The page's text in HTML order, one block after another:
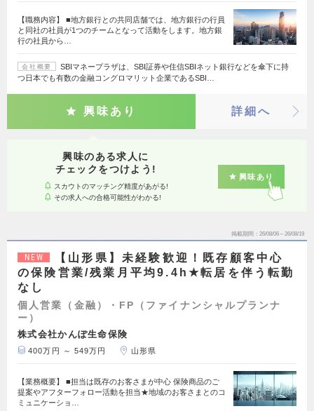
【職務内容】 ■地方銀行との共同店舗では、地方銀行の行員
と同社の社員が1つのチームとなって活動をします。地方銀
行の社員から…
会社概要
SBIマネープラザは、SBI証券や住信SBIネット銀行などを傘下に持
つ日本でも有数の金融コングロマリット企業であるSBI…
興味あり 詳細へ
興味のある求人に
チェックをつけよう!
スカウトのマッチング精度があがる!
その求人への合格可能性がわかる!
興味あり
掲載期間 26/08/06～26/08/19
NEW
【山形県】未経験歓迎！既存顧客中心
の保険営業/残業月平均9.4h★転居を伴う転勤
なし
個人営業（金融）・FP（ファイナンシャルプランナ
ー）
株式会社かんぽ生命保険
400万円 ～ 549万円 山形県
【業務概要】 ■担当は既存のお客さまが中心 保険商品のご
提案やアフターフォロー活動を担当★地域のお客さまとのコ
ミュニケーショ…